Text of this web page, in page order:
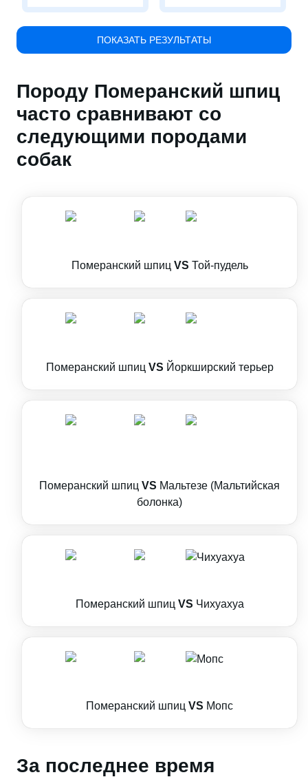
ПОКАЗАТЬ РЕЗУЛЬТАТЫ
Породу Померанский шпиц
часто сравнивают со
следующими породами
собак
Померанский шпиц VS Той-пудель
Померанский шпиц VS Йоркширский терьер
Померанский шпиц VS Мальтезе (Мальтийская
болонка)
Померанский шпиц VS Чихуахуа
Померанский шпиц VS Мопс
За последнее время